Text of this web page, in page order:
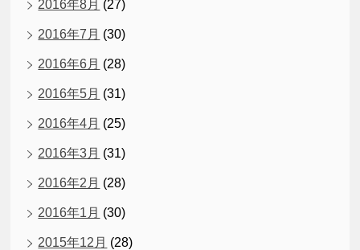
2016年8月 (27)
2016年7月 (30)
2016年6月 (28)
2016年5月 (31)
2016年4月 (25)
2016年3月 (31)
2016年2月 (28)
2016年1月 (30)
2015年12月 (28)